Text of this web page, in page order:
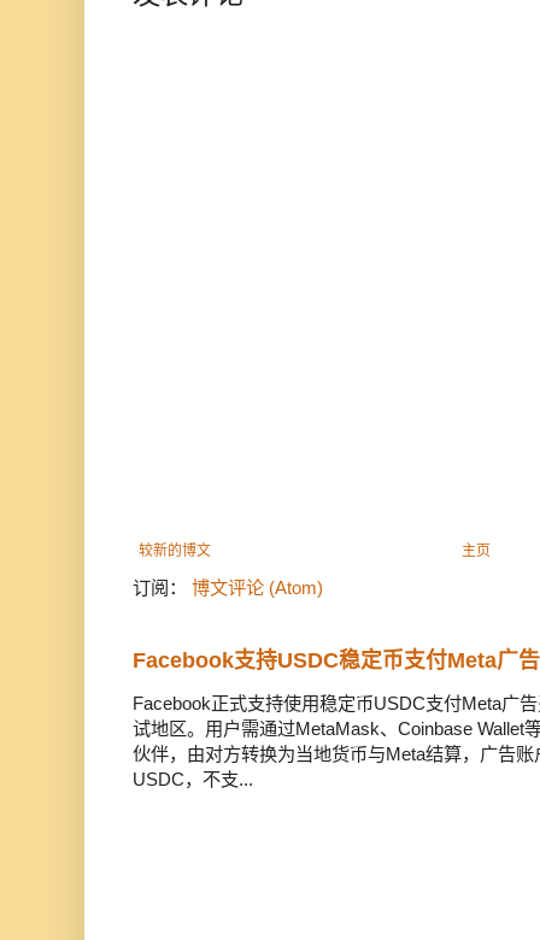
较新的博文 主页
订阅： 博文评论 (Atom)
Facebook支持USDC稳定币支付Meta广
Facebook正式支持使用稳定币USDC支付Meta广
试地区。用户需通过MetaMask、Coinbase Wallet
伙伴，由对方转换为当地货币与Meta结算，广告
USDC，不支...